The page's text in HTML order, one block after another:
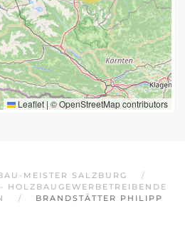
Leaflet | ©OpenStreetMapcontributors
MEISTER SALZBURG
HOLZBAUGEWERBETREIBENDE
BRANDSTÄTTER PHILIPP